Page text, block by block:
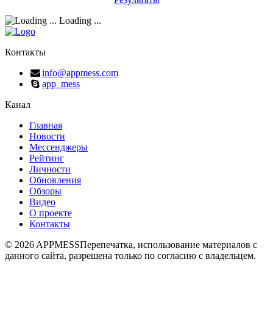
Loading ...
Контакты
info@appmess.com
app_mess
Канал
Главная
Новости
Мессенджеры
Рейтинг
Личности
Обновления
Обзоры
Видео
О проекте
Контакты
© 2026 APPMESSПерепечатка, использование материалов с
данного сайта, разрешена только по согласию с владельцем.